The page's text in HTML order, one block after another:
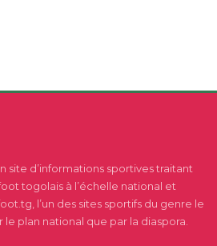
site d’informations sportives traitant
togolais à l’échelle national et
l’un des sites sportifs du genre le
le plan national que par la diaspora.